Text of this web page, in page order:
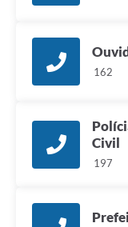
162
Civil
197